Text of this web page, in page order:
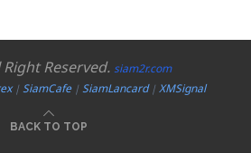
Right Reserved. siam2r.com
|SiamCafe|SiamLancard|XMSignal
BACK TO TOP